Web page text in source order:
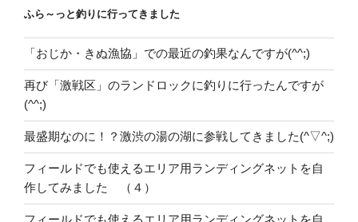
ふら～っと釣りに行ってきました
「おじか・きぬ漁協」での最近の釣果なんですが(^^;)
再び「激戦区」のランドロックに釣りに行ったんですが
(^^;)
最盛期なのに！？激渋の湯の湖に参戦してきました(^▽^;)
フィールドでも使えるエリア用ランディングネットを自
作してみました （４）
フィールドでも使えるエリア用ランディングネットを自